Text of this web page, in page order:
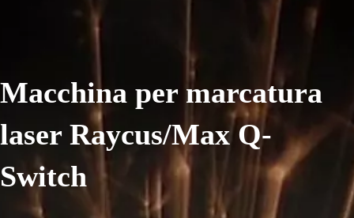
Macchina per marcatura
laser Raycus/Max Q-
Switch